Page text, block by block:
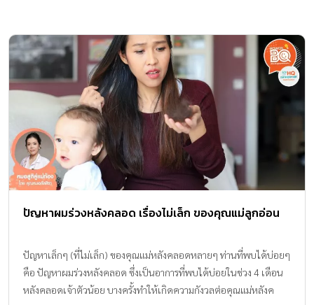
ปัญหาผมร่วงหลังคลอด เรื่องไม่เล็ก ของคุณแม่ลูกอ่อน
ปัญหาเล็กๆ (ที่ไม่เล็ก) ของคุณแม่หลังคลอดหลายๆ ท่านที่พบได้บ่อยๆ
คือ ปัญหาผมร่วงหลังคลอด ซึ่งเป็นอาการที่พบได้บ่อยในช่วง 4 เดือน
หลังคลอดเจ้าตัวน้อย บางครั้งทำให้เกิดความกังวลต่อคุณแม่หลังค